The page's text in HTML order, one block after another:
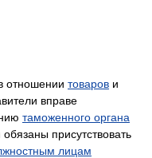
отношении товаров и
вправе
таможенного органа
присутствовать
лицам